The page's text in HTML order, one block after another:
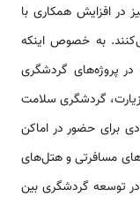
در افزایش همکاری با
به خصوص اینکه
پروژه‌های گردشگری
گردشگری سلامت
برای حضور در اماکن
مسافرتی و هتل‌های
توسعه گردشگری بین